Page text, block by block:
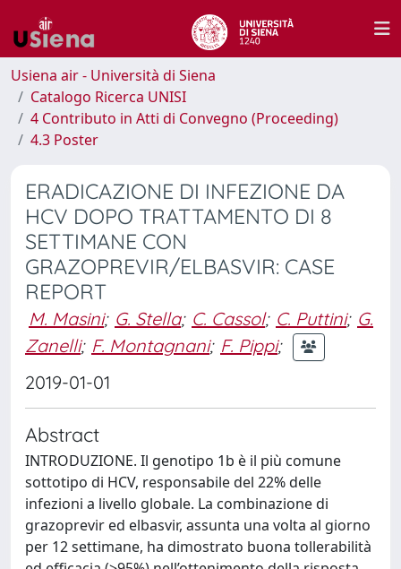
Usiena air - Università di Siena
Catalogo Ricerca UNISI
4 Contributo in Atti di Convegno (Proceeding)
4.3 Poster
ERADICAZIONE DI INFEZIONE DA
HCV DOPO TRATTAMENTO DI 8
SETTIMANE CON
GRAZOPREVIR/ELBASVIR: CASE
REPORT
M. Masini; G. Stella; C. Cassol; C. Puttini; G.
Zanelli; F. Montagnani; F. Pippi;
2019-01-01
Abstract
INTRODUZIONE. Il genotipo 1b è il più comune
sottotipo di HCV, responsabile del 22% delle
infezioni a livello globale. La combinazione di
grazoprevir ed elbasvir, assunta una volta al giorno
per 12 settimane, ha dimostrato buona tollerabilità